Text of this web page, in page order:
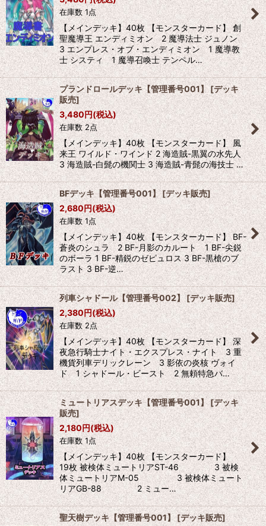
在庫数 1点
【メインデッキ】40枚 【モンスターカード】 創
聖魔導王 エンディミオン 2 魔導法士 ジュノン
3 エンプレス・オブ・エンディミオン 1 魔導教
士 システィ 1 魔導召喚士 テンペル…
プランドロールデッキ【管理番号001】 [デッキ
販売]
3,480円(税込)
在庫数 2点
【メインデッキ】40枚 【モンスターカード】 風
来王 ワイルド・ワインド 2 海造賊-黒翼の水先人
3 海造賊-白髭の機関士 3 海造賊-青髭の海技士 …
BFデッキ【管理番号001】[デッキ販売]
2,680円(税込)
在庫数 1点
【メインデッキ】40枚 【モンスターカード】 BF-
蒼炎のシュラ 2 BF-月影のカルート 1 BF-尖鋭
のボーラ 1 BF-精鋭のゼピュロス 3 BF-黒槍のブ
ラスト 3 BF-逆…
列車シャドール【管理番号002】[デッキ販売]
2,380円(税込)
在庫数 2点
【メインデッキ】40枚 【モンスターカード】 深
夜急行騎士ナイト・エクスプレス・ナイト 3 重
機貨列車デリックレーン 3 影依の炎核 ヴォイ
ド 1 シャドール・ビースト 2 無頼特急バ…
ミュートリアスデッキ【管理番号001】 [デッキ
販売]
2,180円(税込)
在庫数 1点
【メインデッキ】40枚 【モンスターカード】
19枚 被検体ミュートリアST-46 3 被検
体ミュートリアM-05 3 被検体ミュート
リアGB-88 2 ミュー…
聖天樹デッキ【管理番号001】 [デッキ販売]